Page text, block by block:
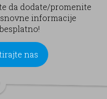
da dodate/promenite
informacije
nas